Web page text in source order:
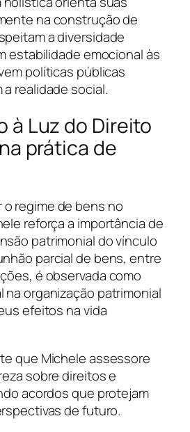
na construção de
a diversidade
estabilidade emocional às
políticas públicas
realidade social.
à Luz do Direito
prática de
regime de bens no
reforça a importância de
patrimonial do vínculo
parcial de bens, entre
é observada como
organização patrimonial
efeitos na vida
que Michele assessore
sobre direitos e
acordos que protejam
de futuro.